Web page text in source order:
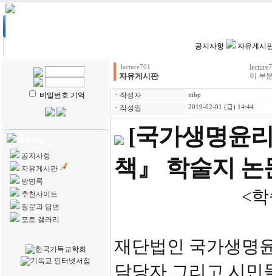
공지사항 자유게시
비밀번호 기억
열린마당
공지사항
자유게시판
방명록
추천사이트
질문과 답변
포토 갤러리
lecture701
자유게시판
이 부
ㆍ 작성자 nibp
ㆍ 작성일 2019-02-01 (금) 14:44
[국가생명윤
책』 학술지 논
<학술지 생
재단법인 국가생명
담당자 그리고 시민